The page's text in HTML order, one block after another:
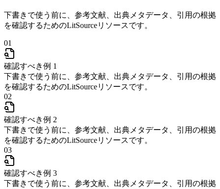
下書きで使う前に、参考文献、出典メタデータ、引用の根拠
を確認するためのLitSourceリソースです。
01
確認すべき例 1
下書きで使う前に、参考文献、出典メタデータ、引用の根拠
を確認するためのLitSourceリソースです。
02
確認すべき例 2
下書きで使う前に、参考文献、出典メタデータ、引用の根拠
を確認するためのLitSourceリソースです。
03
確認すべき例 3
下書きで使う前に、参考文献、出典メタデータ、引用の根拠